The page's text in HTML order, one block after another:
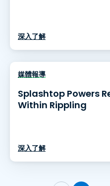
深入了解
媒體報導
Splashtop Powers
Within Rippling
深入了解